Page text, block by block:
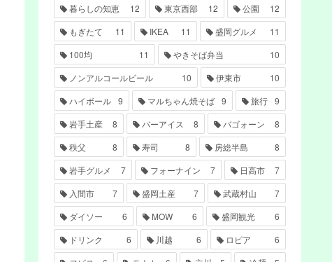
暮らしの知恵
12 東京西部 12 公園
12
もぎたて
11 IKEA 11 盛岡グルメ
11
100均
11 やきそば弁当
10
ノンアルコールビール
10 伊東市
10
ハイボール 9 マルちゃん焼そば 9 旅行 9
岩手土産
8 バーアイス 8 バゴォーン
8
秩父
8 寿司 8 房総半島
8
岩手グルメ
7 フォーナイン 7 日高市
7
入間市
7 盛岡土産 7 武蔵村山
7
ダイソー
6 MOW 6 盛岡観光
6
ドリンク
6 川越 6 ロピア
6